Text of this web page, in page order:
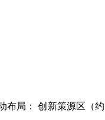
布局： 创新策源区（约